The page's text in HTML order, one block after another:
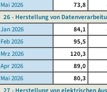
Mai 2026
73,8
26 - Herstellung von
Jan 2026
84,1
Feb 2026
95,5
Mrz 2026
120,3
Apr 2026
89,0
Mai 2026
80,3
27 - Herstellung von elektrischen